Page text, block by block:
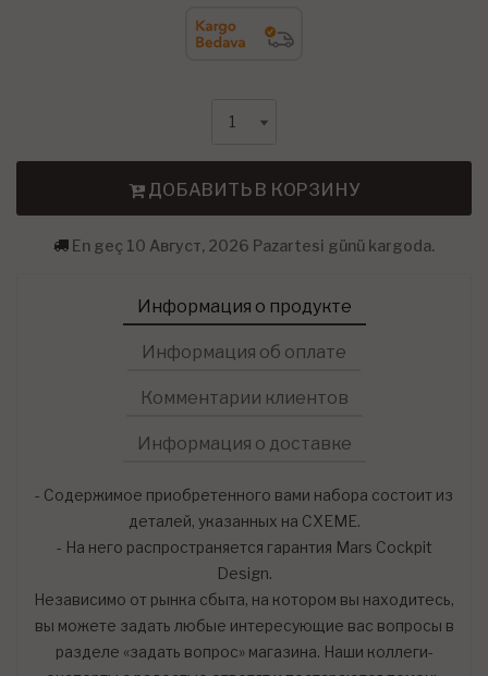
ДОБАВИТЬ В КОРЗИНУ
En geç 10 Август, 2026 Pazartesi günü kargoda.
Информация о продукте
Информация об оплате
Комментарии клиентов
Информация о доставке
- Содержимое приобретенного вами набора состоит из
деталей, указанных на СХЕМЕ.
- На него распространяется гарантия Mars Cockpit
Design.
Независимо от рынка сбыта, на котором вы находитесь,
вы можете задать любые интересующие вас вопросы в
разделе «задать вопрос» магазина. Наши коллеги-